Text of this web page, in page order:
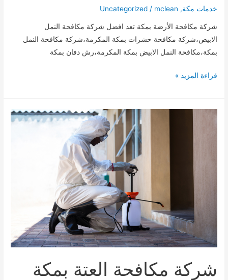
خدمات مكة,
Uncategorized/ mclean
شركة مكافحة الأرضة بمكة تعد افضل شركة مكافحة النمل
الابيض،شركة مكافحة حشرات بمكة المكرمة،شركة مكافحة النمل
بمكة،مكافحة النمل الابيض بمكة المكرمة،رش دفان بمكة
شركة
الأرضة
قراءة المزيد »
شركة مكافحة العتة بمكة